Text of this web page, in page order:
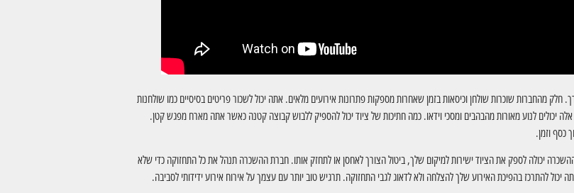
מהחברות שוכרות שולחן וכיסאות בזמן שאחרות מספקות פתרונות אירועים מלאים. אתה יכול לשכור פריטים בסיסיים כמו שולחנות
יכולים לנוע מאורות מהבהבים ומסכי וידאו. כמה חתיכות של ציוד יכול להספיק ללבוש קבוצה קטנה כאשר אתה מארח מפגש קטן.
כסף וזמן.
יכולה לספק את הציוד ישירות למיקום שלך, ביטול הצורך לאחסן או לתחזק אותו. חברת ההשכרה תנהל את כל התחזוקה כדי שלא
להתרכז בהפיכת האירוע שלך להצלחה ולא לדאוג לגבי התחזוקה. תרגיש טוב יותר עם עצמך על אירוח אירוע ידידותי לסביבה.